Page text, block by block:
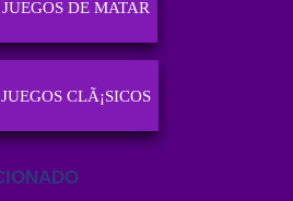
JUEGOS DE MATAR
JUEGOS CLÃ¡SICOS